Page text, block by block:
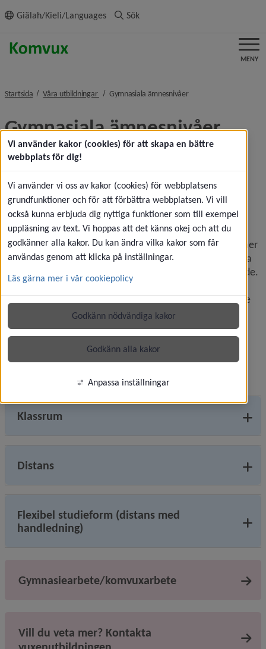
innehållet
Giälah/Kieli/Languages Sök
MENY
Startsida Våra utbildningar nivå i brödsmulenavigeringen
Gymnasiala ämnesnivåernivå i
Gymnasiala ämnesnivåer
Gymnasiala ämnesnivåer på komvux motsvarar
gymnasieskolans ämnesnivåer. För heltidsstudier krävs
minst 400 poäng för hela terminen eller 20 poäng per
vecka. Om du studerar i klassrum har du schemalagd
undervisning, läser du på distans planerar du själv dina
studier.
För att ha förutsättning att studera fristående ämnesnivåer
på gymnasial nivå bör du ha slutfört svenska eller svenska
som andraspråk på grundläggande nivå, eller motsvarande.
För ämnesnivåer i engelska och matematik bör du ha
slutfört engelska respektive matematik på grundläggande
nivå eller motsvarande.
Från och med 1 juli 2025 har komvux fått en ny läroplan.
Det innebär att kurser har bytts ut till ämnesnivåer, och
vissa kurser har bytt namn eller försvunnit.
Motsvarande nivåer i nya läroplanen GY25
Klassrum
Distans
Flexibel studieform (distans med
handledning)
Gymnasiearbete/komvuxarbete
Vill du veta mer? Kontakta
Vi använder kakor (cookies) för att skapa en bättre
webbplats för dig!
Vi använder vi oss av kakor (cookies) för webbplatsens
grundfunktioner och för att förbättra webbplatsen. Vi vill
också kunna erbjuda dig nyttiga funktioner som till exempel
uppläsning av text. Vi hoppas att det känns okej och att du
godkänner alla kakor. Du kan ändra vilka kakor som får
användas genom att klicka på inställningar.
Läs gärna mer i vår cookiepolicy
Godkänn nödvändiga kakor
Godkänn alla kakor
Anpassa inställningar